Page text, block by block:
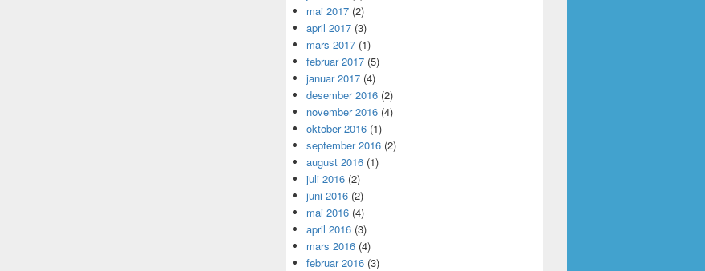
mai 2017 (2)
april 2017 (3)
mars 2017 (1)
februar 2017 (5)
januar 2017 (4)
desember 2016 (2)
november 2016 (4)
oktober 2016 (1)
september 2016 (2)
august 2016 (1)
juli 2016 (2)
juni 2016 (2)
mai 2016 (4)
april 2016 (3)
mars 2016 (4)
februar 2016 (3)